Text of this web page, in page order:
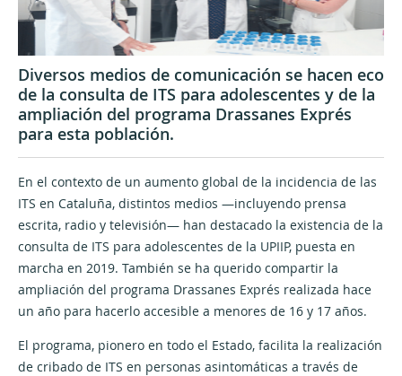
Diversos medios de comunicación se hacen eco
de la consulta de ITS para adolescentes y de la
ampliación del programa Drassanes Exprés
para esta población.
En el contexto de un aumento global de la incidencia de las
ITS en Cataluña, distintos medios —incluyendo prensa
escrita, radio y televisión— han destacado la existencia de la
consulta de ITS para adolescentes de la UPIIP, puesta en
marcha en 2019. También se ha querido compartir la
ampliación del programa Drassanes Exprés realizada hace
un año para hacerlo accesible a menores de 16 y 17 años.
El programa, pionero en todo el Estado, facilita la realización
de cribado de ITS en personas asintomáticas a través de